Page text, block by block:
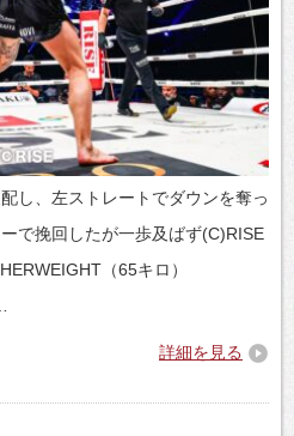
し、左ストレートでダウンを奪っ
で挽回したが一歩及ばず(C)RISE
（65キロ）
詳細を見る